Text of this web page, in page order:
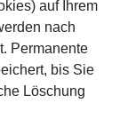
auf Ihrem
nach
Permanente
bis Sie
Löschung